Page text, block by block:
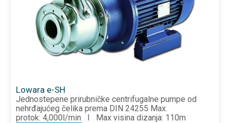
Lowara e-SH
Jednostepene prirubničke centrifugalne pumpe od
nehrđajućeg čelika prema DIN 24255 Max.
protok: 4,000l/min I Max visina dizanja: 110m